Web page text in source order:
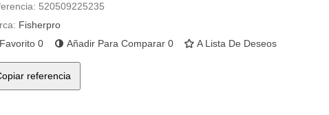
520509225235
Fisherpro
Favorito 0 Añadir Para Comparar 0 A Lista De Deseos
referencia